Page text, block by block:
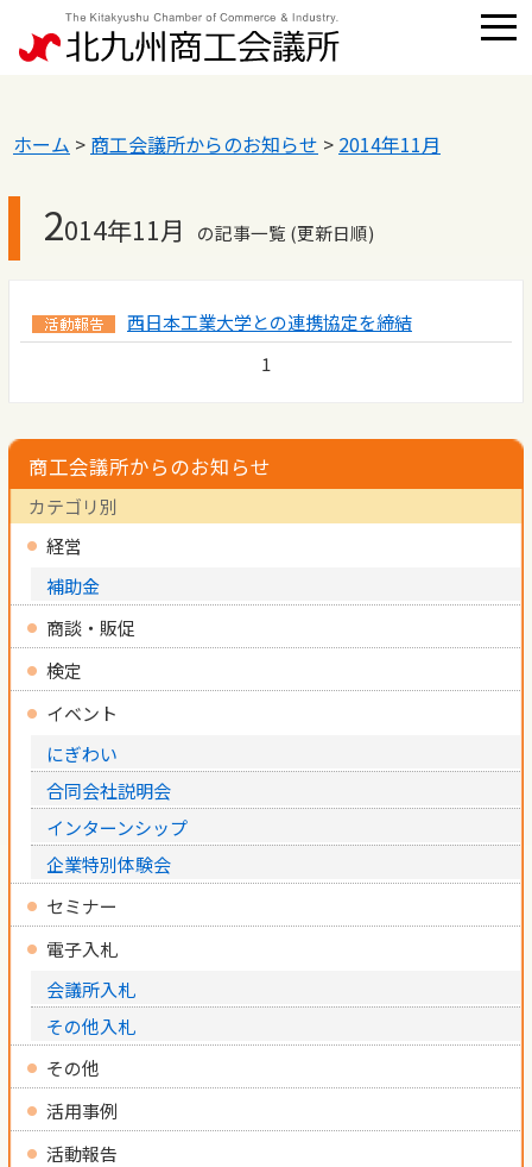
ホーム > 商工会議所からのお知らせ > 2014年11月
2014年11月 の記事一覧 (更新日順)
西日本工業大学との連携協定を締結
1
商工会議所からのお知らせ
カテゴリ別
経営
補助金
商談・販促
検定
イベント
にぎわい
合同会社説明会
インターンシップ
企業特別体験会
セミナー
電子入札
会議所入札
その他入札
その他
活用事例
活動報告